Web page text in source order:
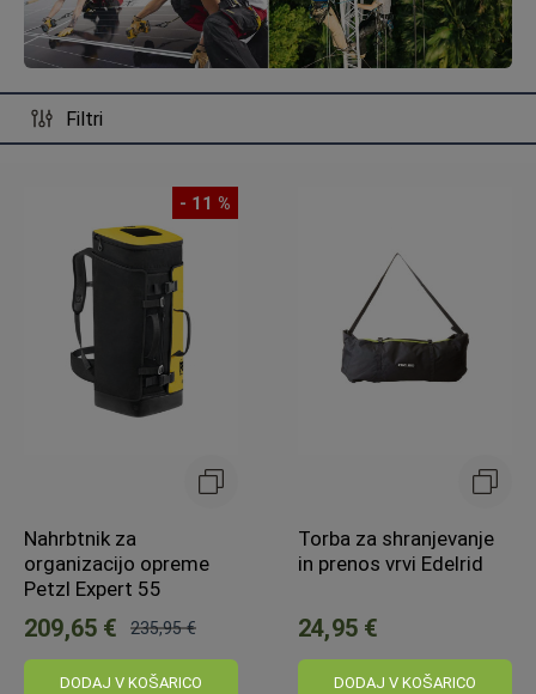
Filtri
- 11 %
Nahrbtnik za
organizacijo opreme
Petzl Expert 55
209,65 €
cena:
235,95 €
DODAJ V KOŠARICO
Torba za shranjevanje
in prenos vrvi Edelrid
24,95 €
DODAJ V KOŠARICO